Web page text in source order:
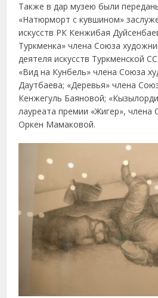
Также в дар музею были
«Натюрморт с кувшином»
искусств РК Кенжибая
Туркменка» члена Союза
деятеля искусств Туркменской
«Вид на Кунбель» члена Союза
Даутбаева; «Деревья» члена
Кенжегуль Баяновой;
лауреата премии «Жигер»,
Оркен Мамаковой.